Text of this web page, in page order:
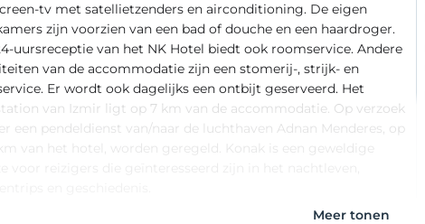
tv met satellietzenders en airconditioning. De eigen
zijn voorzien van een bad of douche en een haardroger.
uursreceptie van het NK Hotel biedt ook roomservice. Andere
van de accommodatie zijn een stomerij-, strijk- en
Er wordt ook dagelijks een ontbijt geserveerd. Het
van Izmir ligt op 7 km van de accommodatie. Op verzoek
een pendeldienst van/naar de luchthaven Adnan Menderes, op
km van het hotel, worden geregeld. Konak is een geweldige
Meer tonen